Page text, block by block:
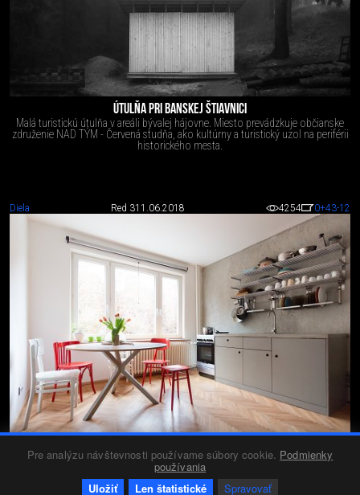
Pre analýzu návštevnosti používame súbory cookie. Podmienky
používania
Uložiť
Len štatistické Spravovať
ÚTULŇA PRI BANSKEJ ŠTIAVNICI
Malá turistickú útulňa v areáli bývalej hájovne. Miesto prevádzkuje občianske
združenie NAD TÝM - Červená studňa, ako kultúrny a turistický uzol na periférii
historického mesta.
Diela Red 311.06.2018 4254 0+43-12
BYT ARCHITEKTOV - ATELIÉR HAUS
Malý byt pre mladý pár.